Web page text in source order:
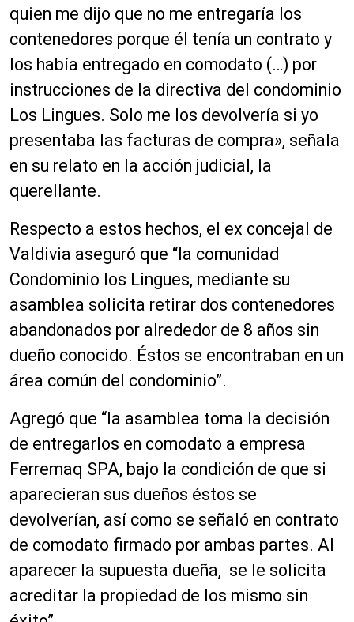
quien me dijo que no me entregaría los
contenedores porque él tenía un contrato y
los había entregado en comodato (…) por
instrucciones de la directiva del condominio
Los Lingues. Solo me los devolvería si yo
presentaba las facturas de compra», señala
en su relato en la acción judicial, la
querellante.
Respecto a estos hechos, el ex concejal de
Valdivia aseguró que “la comunidad
Condominio los Lingues, mediante su
asamblea solicita retirar dos contenedores
abandonados por alrededor de 8 años sin
dueño conocido. Éstos se encontraban en un
área común del condominio”.
Agregó que “la asamblea toma la decisión
de entregarlos en comodato a empresa
Ferremaq SPA, bajo la condición de que si
aparecieran sus dueños éstos se
devolverían, así como se señaló en contrato
de comodato firmado por ambas partes. Al
aparecer la supuesta dueña, se le solicita
acreditar la propiedad de los mismo sin